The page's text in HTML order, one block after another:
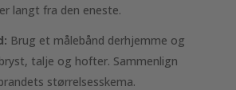
langt fra den eneste.
Brug et målebånd derhjemme og
talje og hofter. Sammenlign
størrelsesskema.